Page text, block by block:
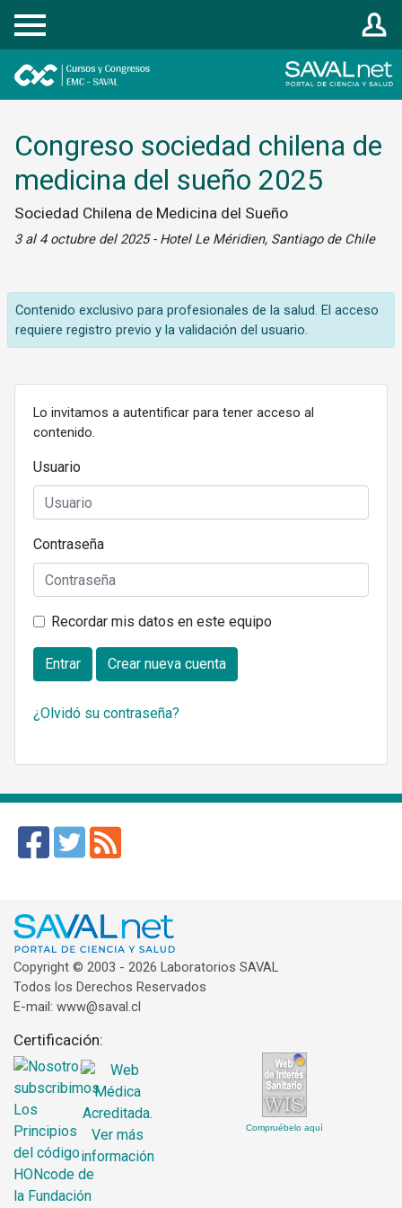
Registrarse
Congreso sociedad chilena de
medicina del sueño 2025
Sociedad Chilena de Medicina del Sueño
3 al 4 octubre del 2025 - Hotel Le Méridien, Santiago de Chile
Contenido exclusivo para profesionales de la salud. El acceso
requiere registro previo y la validación del usuario.
Lo invitamos a autentificar para tener acceso al
contenido.
Usuario
Contraseña
Recordar mis datos en este equipo
Entrar Crear nueva cuenta
¿Olvidó su contraseña?
Copyright © 2003 - 2026 Laboratorios SAVAL
Todos los Derechos Reservados
E-mail: www@saval.cl
Certificación:
Compruébelo aquí